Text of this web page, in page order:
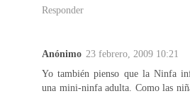
Responder
Anónimo 23 febrero, 2009 10:21
Yo también pienso que la Ninfa
una mini-ninfa adulta. Como las